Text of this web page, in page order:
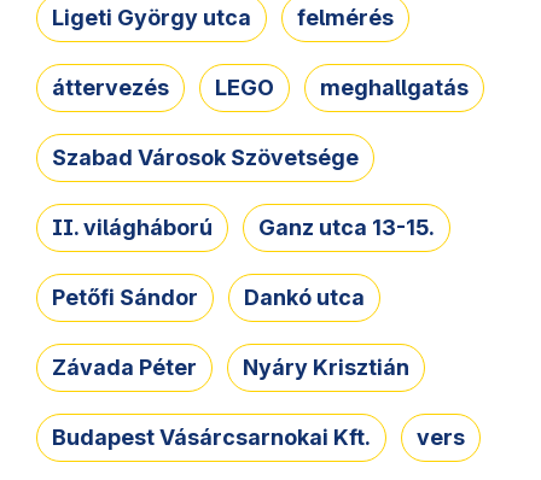
Ligeti György utca felmérés
áttervezés LEGO meghallgatás
Szabad Városok Szövetsége
II. világháború Ganz utca 13-15.
Petőfi Sándor Dankó utca
Závada Péter Nyáry Krisztián
Budapest Vásárcsarnokai Kft. vers